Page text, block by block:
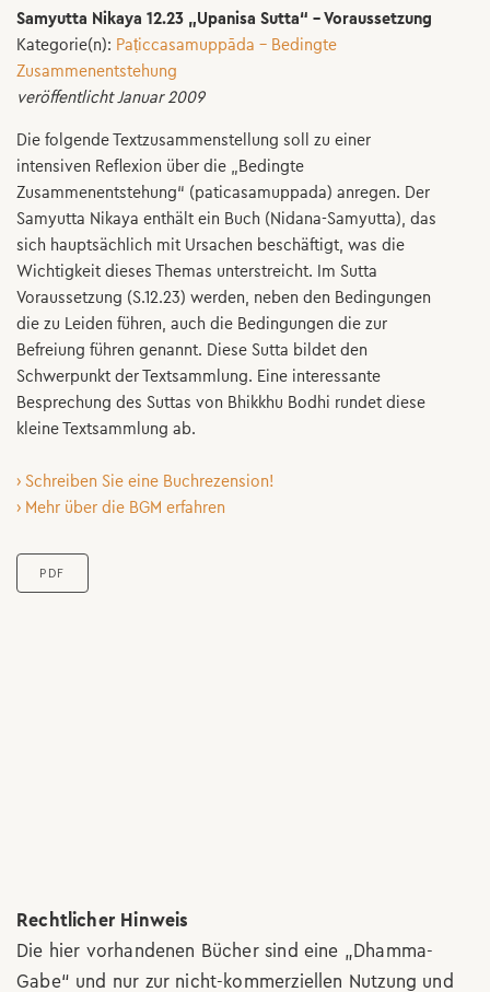
Samyutta Nikaya 12.23 „Upanisa Sutta“ – Voraussetzung
Kategorie(n): Paṭiccasamuppāda – Bedingte
Zusammenentstehung
veröffentlicht Januar 2009
Die folgende Textzusammenstellung soll zu einer
intensiven Reflexion über die „Bedingte
Zusammenentstehung“ (paticasamuppada) anregen. Der
Samyutta Nikaya enthält ein Buch (Nidana-Samyutta), das
sich hauptsächlich mit Ursachen beschäftigt, was die
Wichtigkeit dieses Themas unterstreicht. Im Sutta
Voraussetzung (S.12.23) werden, neben den Bedingungen
die zu Leiden führen, auch die Bedingungen die zur
Befreiung führen genannt. Diese Sutta bildet den
Schwerpunkt der Textsammlung. Eine interessante
Besprechung des Suttas von Bhikkhu Bodhi rundet diese
kleine Textsammlung ab.
› Schreiben Sie eine Buchrezension!
› Mehr über die BGM erfahren
PDF
Rechtlicher Hinweis
Die hier vorhandenen Bücher sind eine „Dhamma-
Gabe“ und nur zur nicht-kommerziellen Nutzung und